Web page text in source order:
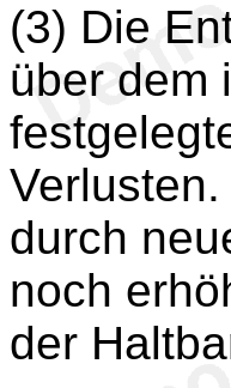
(3) Die
über dem
durch
noch
der